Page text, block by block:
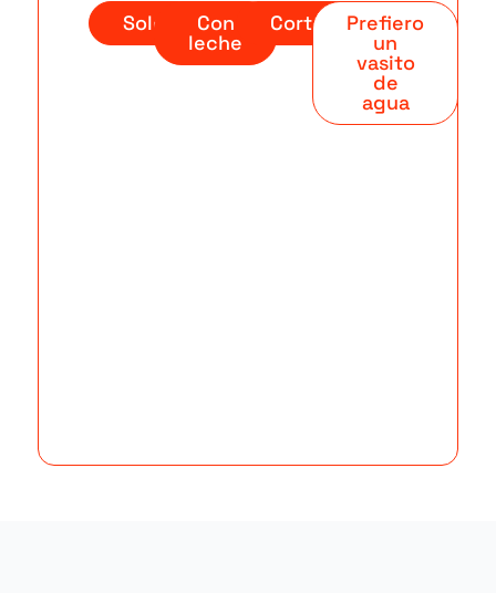
Solo Con
leche
CortadoPrefiero
un
vasito
de
agua